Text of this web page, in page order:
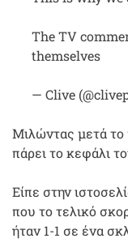
The TV
themselves
— Clive
Μιλώντας μετά το
πάρει το κεφάλι
Είπε στην
που το τελικό
ήταν 1-1 σε ένα